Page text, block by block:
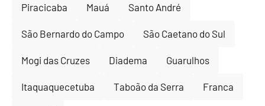
Piracicaba Mauá Santo André
São Bernardo do Campo São Caetano do Sul
Mogi das Cruzes Diadema Guarulhos
Itaquaquecetuba Taboão da Serra Franca